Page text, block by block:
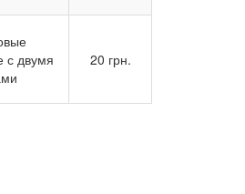
с двумя
20 грн.